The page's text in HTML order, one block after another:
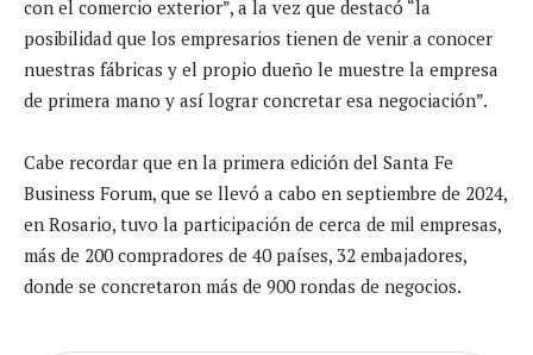
con el comercio exterior”, a la vez que destacó “la
posibilidad que los empresarios tienen de venir a conocer
nuestras fábricas y el propio dueño le muestre la empresa
de primera mano y así lograr concretar esa negociación”.
Cabe recordar que en la primera edición del Santa Fe
Business Forum, que se llevó a cabo en septiembre de 2024,
en Rosario, tuvo la participación de cerca de mil empresas,
más de 200 compradores de 40 países, 32 embajadores,
donde se concretaron más de 900 rondas de negocios.